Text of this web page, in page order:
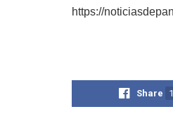
https://
Share